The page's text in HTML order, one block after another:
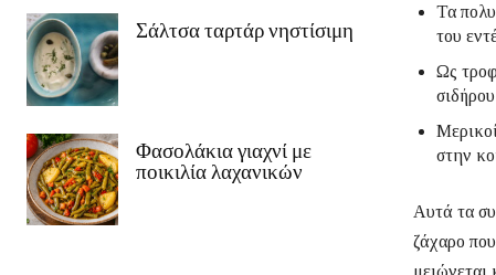
Σάλτσα ταρτάρ νηστίσιμη
Φασολάκια γιαχνί με
ποικιλία λαχανικών
Τα
του
Ως
στην
Αυτά τα
ζάχαρο
μειώνεται